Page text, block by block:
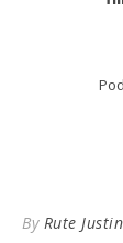
By Rute